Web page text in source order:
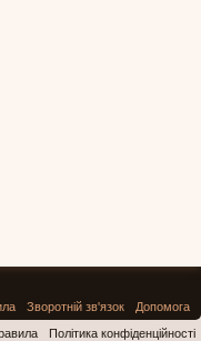
Зворотній зв'язок
Допомога
Політика конфіденційності